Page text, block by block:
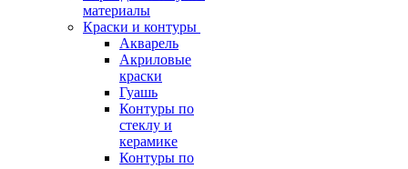
материалы
Краски и контуры
Акварель
Акриловые
краски
Гуашь
Контуры по
стеклу и
керамике
Контуры по